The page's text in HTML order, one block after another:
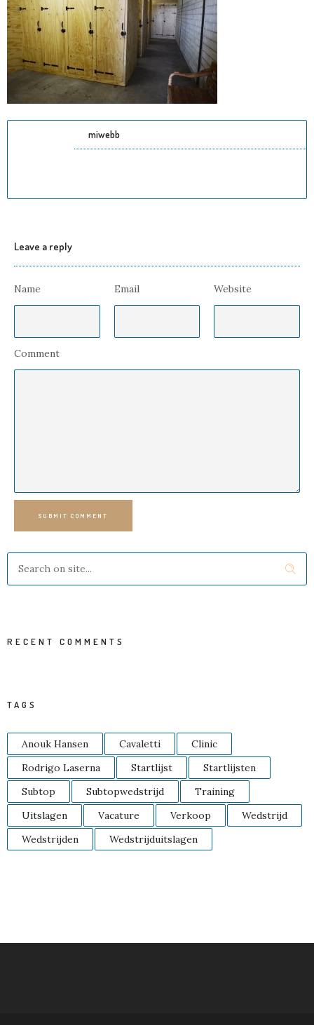
miwebb
Leave a reply
Name Email Website
Comment
SUBMIT COMMENT
RECENT COMMENTS
TAGS
Anouk Hansen Cavaletti
Clinic
Rodrigo Laserna
Startlijst
Startlijsten
Subtop
Subtopwedstrijd
Training
Uitslagen
Vacature Verkoop
Wedstrijd
Wedstrijden
Wedstrijduitslagen